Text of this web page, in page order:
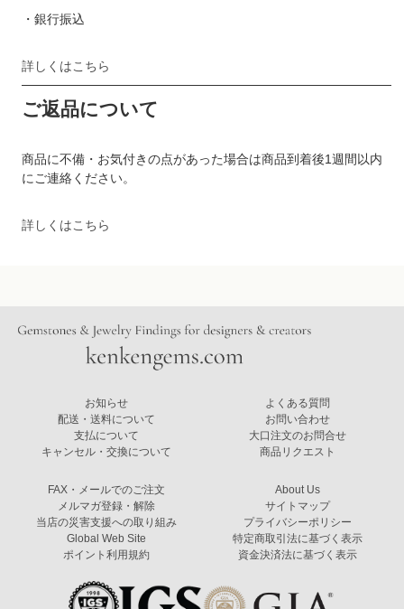
・銀行振込
詳しくはこちら
ご返品について
商品に不備・お気付きの点があった場合は商品到着後1週間以内
にご連絡ください。
詳しくはこちら
お知らせ
配送・送料について
支払について
キャンセル・交換について
よくある質問
お問い合わせ
大口注文のお問合せ
商品リクエスト
FAX・メールでのご注文
メルマガ登録・解除
当店の災害支援への取り組み
Global Web Site
ポイント利用規約
About Us
サイトマップ
プライバシーポリシー
特定商取引法に基づく表示
資金決済法に基づく表示